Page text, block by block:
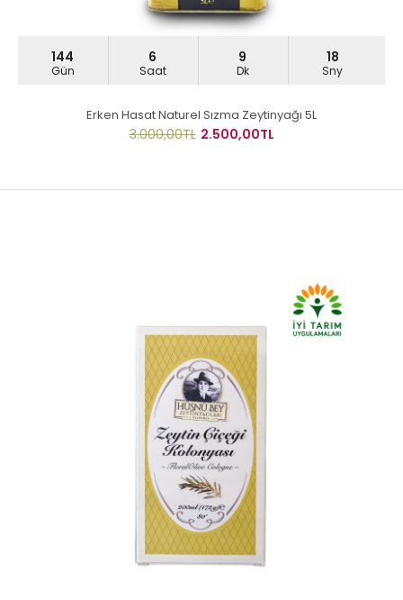
144
Gün
6
Saat
9
Dk
17
Sny
Erken Hasat Naturel Sızma Zeytinyağı 5L
3.000,00TL 2.500,00TL